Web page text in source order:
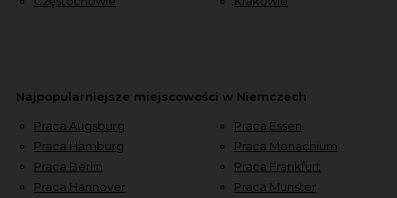
Najpopularniejsze miejscowości w Niemczech
Praca Augsburg
Praca Hamburg
Praca Berlin
Praca Hannover
Praca Essen
Praca Monachium
Praca Frankfurt
Praca Munster